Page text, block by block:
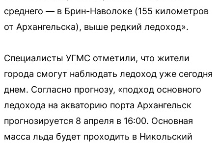
среднего — в Брин-Наволоке (155 километров
от Архангельска), выше редкий ледоход».
Специалисты УГМС отметили, что жители
города смогут наблюдать ледоход уже сегодня
днем. Согласно прогнозу, «подход основного
ледохода на акваторию порта Архангельск
прогнозируется 8 апреля в 16:00. Основная
масса льда будет проходить в Никольский